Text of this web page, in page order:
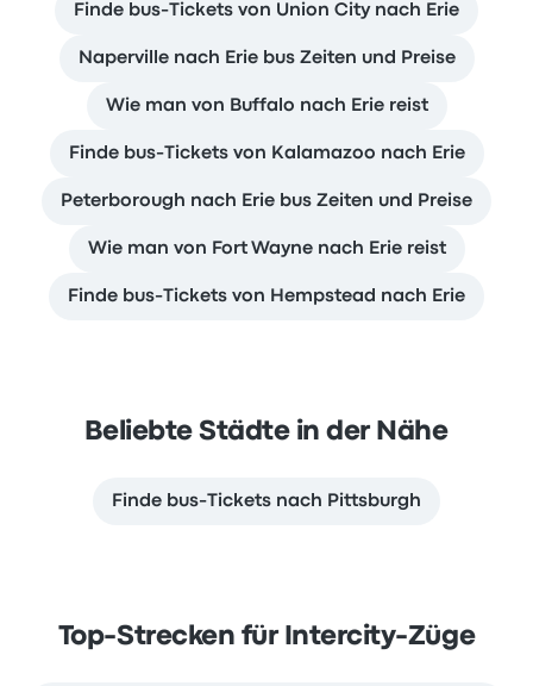
Finde bus-Tickets von Union City nach Erie
Naperville nach Erie bus Zeiten und Preise
Wie man von Buffalo nach Erie reist
Finde bus-Tickets von Kalamazoo nach Erie
Peterborough nach Erie bus Zeiten und Preise
Wie man von Fort Wayne nach Erie reist
Finde bus-Tickets von Hempstead nach Erie
Beliebte Städte in der Nähe
Finde bus-Tickets nach Pittsburgh
Top-Strecken für Intercity-Züge